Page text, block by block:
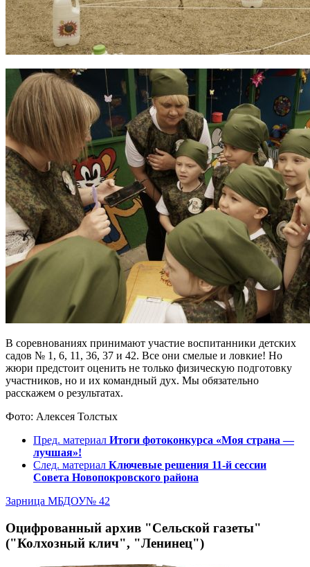
В соревнованиях принимают участие воспитанники детских
садов № 1, 6, 11, 36, 37 и 42. Все они смелые и ловкие! Но
жюри предстоит оценить не только физическую подготовку
участников, но и их командный дух. Мы обязательно
расскажем о результатах.
Фото: Алексея Толстых
Пред. материал Итоги фотоконкурса «Моя страна —
лучшая»!
След. материал Ключевые решения 11-й сессии
Совета Новопокровского района
Зарница МБДОУ№ 42
Оцифрованный архив "Сельской газеты"
("Колхозный клич", "Ленинец")